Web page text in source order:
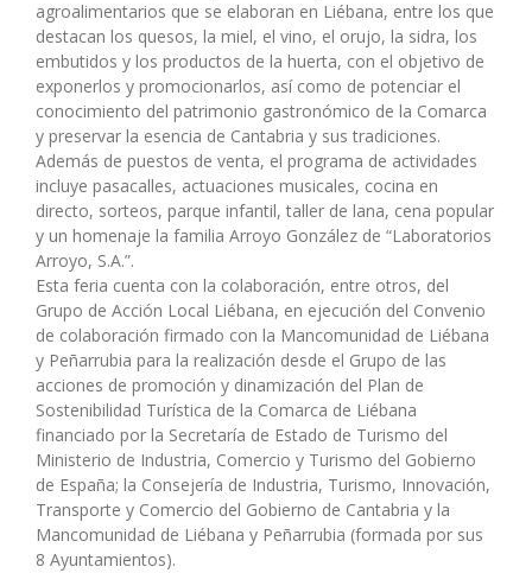
agroalimentarios que se elaboran en Liébana, entre los que
destacan los quesos, la miel, el vino, el orujo, la sidra, los
embutidos y los productos de la huerta, con el objetivo de
exponerlos y promocionarlos, así como de potenciar el
conocimiento del patrimonio gastronómico de la Comarca
y preservar la esencia de Cantabria y sus tradiciones.
Además de puestos de venta, el programa de actividades
incluye pasacalles, actuaciones musicales, cocina en
directo, sorteos, parque infantil, taller de lana, cena popular
y un homenaje la familia Arroyo González de “Laboratorios
Arroyo, S.A.”.
Esta feria cuenta con la colaboración, entre otros, del
Grupo de Acción Local Liébana, en ejecución del Convenio
de colaboración firmado con la Mancomunidad de Liébana
y Peñarrubia para la realización desde el Grupo de las
acciones de promoción y dinamización del Plan de
Sostenibilidad Turística de la Comarca de Liébana
financiado por la Secretaría de Estado de Turismo del
Ministerio de Industria, Comercio y Turismo del Gobierno
de España; la Consejería de Industria, Turismo, Innovación,
Transporte y Comercio del Gobierno de Cantabria y la
Mancomunidad de Liébana y Peñarrubia (formada por sus
8 Ayuntamientos).